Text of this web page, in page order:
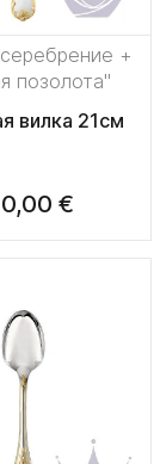
+
позолота"
вилка 21см
€